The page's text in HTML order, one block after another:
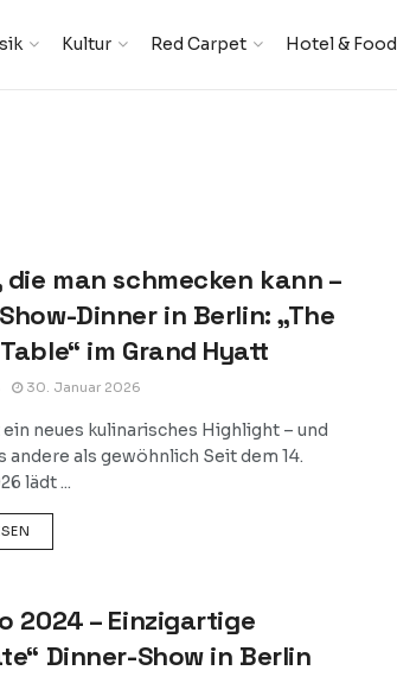
Kultur Red Carpet Hotel & Food
die man schmecken kann –
Dinner in Berlin: „The
im Grand Hyatt
30. Januar 2026
neues kulinarisches Highlight – und
andere als gewöhnlich Seit dem 14.
lädt ...
2024 – Einzigartige
Dinner-Show in Berlin